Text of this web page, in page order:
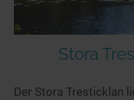
Stora
Der Stora Tresticklan